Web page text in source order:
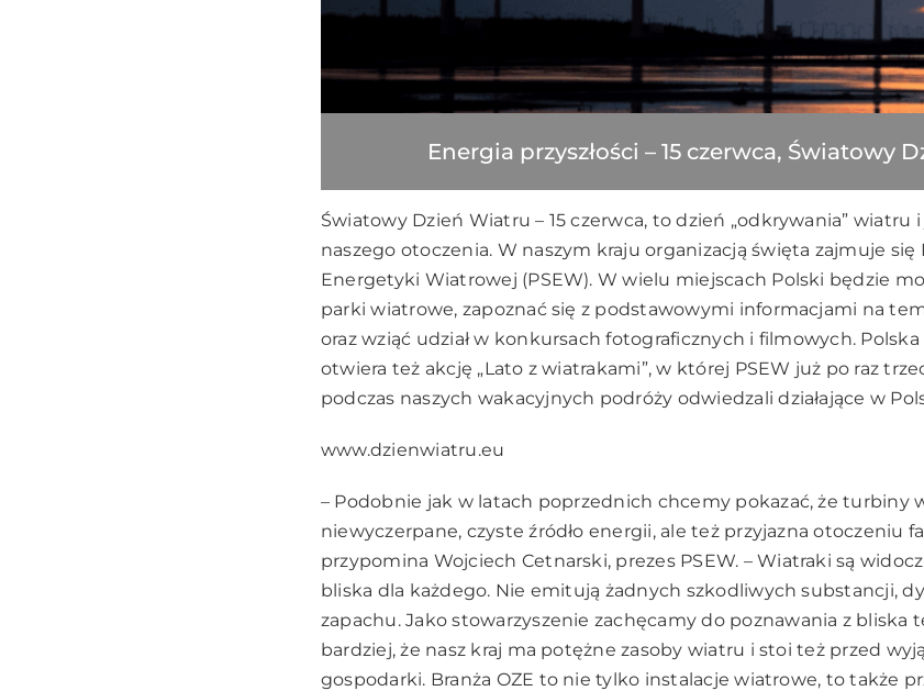
Energia przyszłości – 15 czerwca, Światowy
Światowy Dzień Wiatru – 15 czerwca, to dzień „odkrywania” wiatru
naszego otoczenia. W naszym kraju organizacją święta zajmuje się
Energetyki Wiatrowej (PSEW). W wielu miejscach Polski będzie
parki wiatrowe, zapoznać się z podstawowymi informacjami na
oraz wziąć udział w konkursach fotograficznych i filmowych.
otwiera też akcję „Lato z wiatrakami”, w której PSEW już po raz
podczas naszych wakacyjnych podróży odwiedzali działające w
www.dzienwiatru.eu
– Podobnie jak w latach poprzednich chcemy pokazać, że turbiny
niewyczerpane, czyste źródło energii, ale też przyjazna otoczeniu
przypomina Wojciech Cetnarski, prezes PSEW. – Wiatraki są
bliska dla każdego. Nie emitują żadnych szkodliwych substancji,
zapachu. Jako stowarzyszenie zachęcamy do poznawania z bliska
bardziej, że nasz kraj ma potężne zasoby wiatru i stoi też przed
gospodarki. Branża OZE to nie tylko instalacje wiatrowe, to także